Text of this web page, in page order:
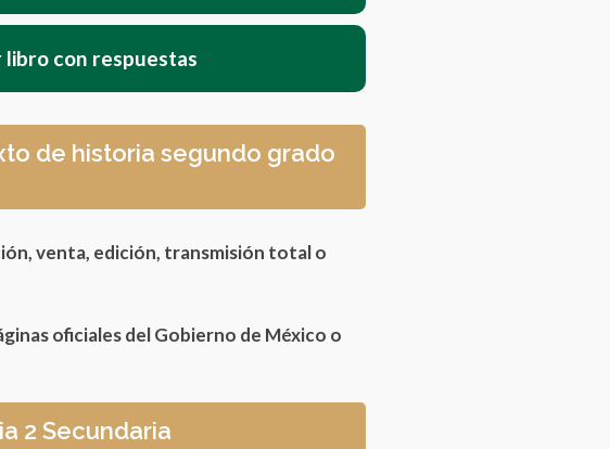
libro con respuestas
de historia segundo grado
venta, edición, transmisión total o
oficiales del Gobierno de México o
2 Secundaria